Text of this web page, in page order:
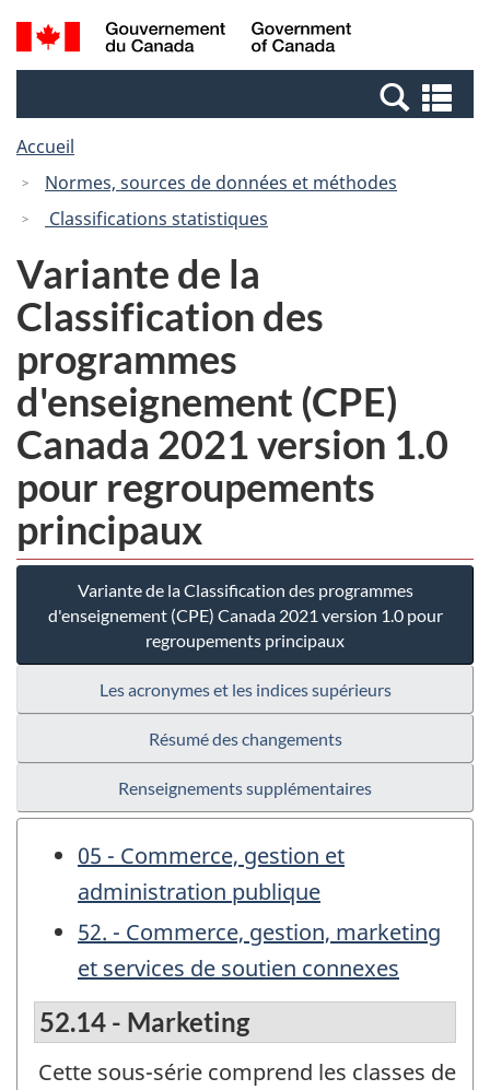
Passer
au
Passer
à
Canada
Recherche
et
et
Accueil
Normes, sources de données et méthodes
Classifications statistiques
Variante de la
Classification des
programmes
d'enseignement (CPE)
Canada 2021 version 1.0
pour regroupements
principaux
Variante de la Classification des programmes
d'enseignement (CPE) Canada 2021 version 1.0 pour
regroupements principaux
Les acronymes et les indices supérieurs
Résumé des changements
Renseignements supplémentaires
05 - Commerce, gestion et
administration publique
52. - Commerce, gestion, marketing
et services de soutien connexes
52.14 - Marketing
Cette sous-série comprend les classes de